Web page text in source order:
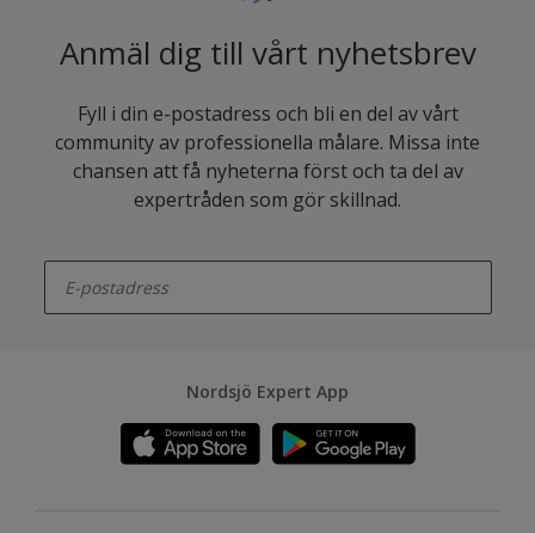
Anmäl dig till vårt nyhetsbrev
Fyll i din e-postadress och bli en del av vårt
community av professionella målare. Missa inte
chansen att få nyheterna först och ta del av
expertråden som gör skillnad.
Nordsjö Expert App